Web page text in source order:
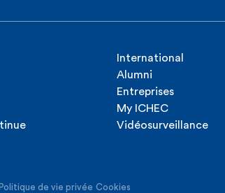
International
Alumni
Entreprises
My ICHEC
Vidéosurveillance
Politique de vie privée Cookies